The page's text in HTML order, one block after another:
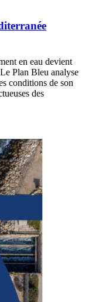
en eau devient
Plan Bleu analyse
conditions de son
des